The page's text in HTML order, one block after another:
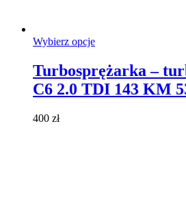
Wybierz opcjeTen
wiele
wariantów.
Turbosprężarka –
C6 2.0 TDI 143 KM
400 zł